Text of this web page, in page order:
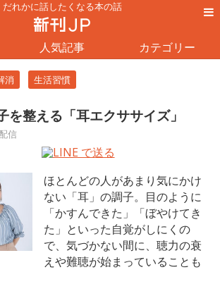
だれかに話したくなる本の話
人気記事 カテゴリー
消 生活習慣
を整える「耳エクササイズ」
信
ほとんどの人があまり気にかけ
ない「耳」の調子。目のように
「かすんできた」「ぼやけてき
た」といった自覚がしにくの
で、気づかない間に、聴力の衰
えや難聴が始まっていることも